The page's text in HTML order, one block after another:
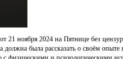
21 ноября 2024 на Пятнице без
должна была рассказать о своём